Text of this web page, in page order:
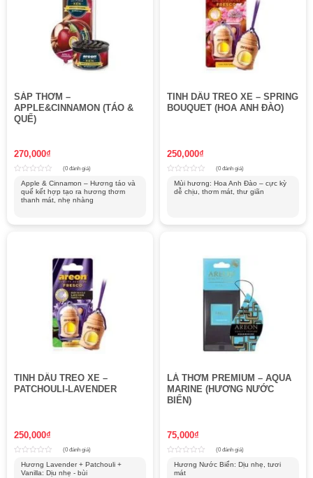
SÁP THƠM –
APPLE&CINNAMON (TÁO &
QUẾ)
270,000₫
out
(0 đánh giá)
Apple & Cinnamon – Hương táo và
quế kết hợp tạo ra hương thơm
thanh mát, nhẹ nhàng
TINH DẦU TREO XE – SPRING
BOUQUET (HOA ANH ĐÀO)
250,000₫
Rated
out
(0 đánh giá)
Mùi hương: Hoa Anh Đào – cực kỳ
dễ chịu, thơm mát, thư giãn
TINH DẦU TREO XE –
PATCHOULI-LAVENDER
250,000₫
out
(0 đánh giá)
Hương Lavender + Patchouli +
Vanilla: Dịu nhẹ - bùi
LÁ THƠM PREMIUM – AQUA
MARINE (HƯƠNG NƯỚC
BIỂN)
75,000₫
out
(0 đánh giá)
Hương Nước Biển: Dịu nhẹ, tươi
mát